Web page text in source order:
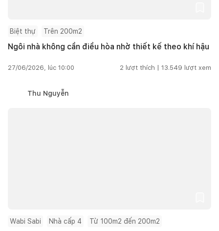
Biệt thự Trên 200m2
Ngôi nhà không cần điều hòa nhờ thiết kế theo khí hậu
27/06/2026, lúc 10:00 2 lượt thích | 13.549 lượt xem
Thu Nguyễn
Wabi Sabi Nhà cấp 4 Từ 100m2 đến 200m2